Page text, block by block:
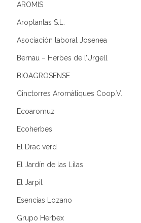
AROMIS
Aroplantas S.L.
Asociación laboral Josenea
Bernau – Herbes de l’Urgell
BIOAGROSENSE
Cinctorres Aromàtiques Coop.V.
Ecoaromuz
Ecoherbes
El Drac verd
El Jardín de las Lilas
El Jarpil
Esencias Lozano
Grupo Herbex